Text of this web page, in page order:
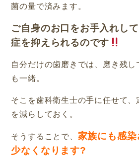
菌の量で済みます。
ご自身のお口をお手入れし
症を抑えられるのです
自分だけの歯磨きでは、磨き残し
も一緒。
そこを歯科衛生士の手に任せて、
を減らしておく。
そうすることで、 家族にも感
少なくなります?